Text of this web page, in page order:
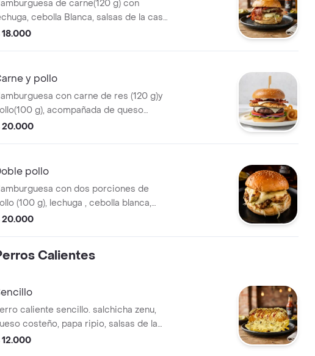
de carne(120 g) con
cebolla Blanca, salsas de la casa,
mozarella, queso costeño, tocineta
y pollo
con carne de res (120 g)y
g), acompañada de queso
tocineta, lechuga, cebolla,
20.000
pollo
con dos porciones de
(100 g), lechuga , cebolla blanca,
de la casa, queso mozarella, papas
cada bocado.
20.000
Calientes
caliente sencillo. salchicha zenu,
costeño, papa ripio, salsas de la
cebolla. Papas alas francesa